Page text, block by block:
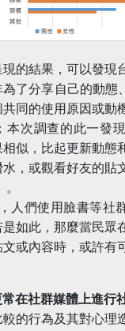
的結果，可以發現
了分享自己的動態
共同的使用原因或
次調查的此一發現
相似，比起更新動態
，或觀看好友的貼
人們使用臉書等社
如此，那麼當民眾
或內容時，或許有
在社群媒體上進行
的行為及其對心理